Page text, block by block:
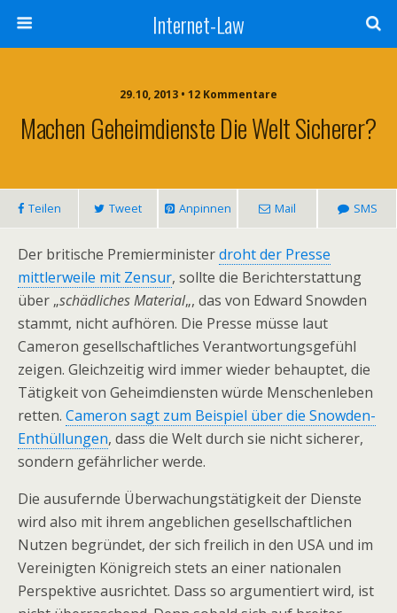
Internet-Law
29.10, 2013 • 12 Kommentare
Machen Geheimdienste Die Welt Sicherer?
Teilen Tweet Anpinnen Mail SMS
Der britische Premierministerdroht der Presse
mittlerweile mit Zensur, sollte die Berichterstattung
über „schädliches Material„, das von Edward Snowden
stammt, nicht aufhören. Die Presse müsse laut
Cameron gesellschaftliches Verantwortungsgefühl
zeigen. Gleichzeitig wird immer wieder behauptet, die
Tätigkeit von Geheimdiensten würde Menschenleben
retten. Cameron sagt zum Beispiel über die Snowden-
Enthüllungen, dass die Welt durch sie nicht sicherer,
sondern gefährlicher werde.
Die ausufernde Überwachungstätigkeit der Dienste
wird also mit ihrem angeblichen gesellschaftlichen
Nutzen begründet, der sich freilich in den USA und im
Vereinigten Königreich stets an einer nationalen
Perspektive ausrichtet. Dass so argumentiert wird, ist